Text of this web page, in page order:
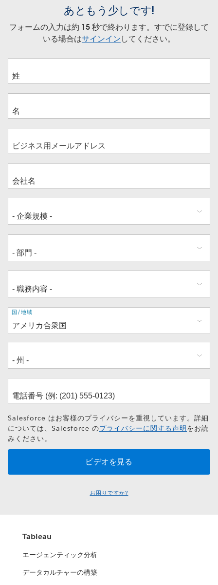
あともう少しです!
フォームの入力は約 15 秒で終わります。すでに登録して
いる場合はサインインしてください。
住
所
国/地域
Salesforce はお客様のプライバシーを重視しています。詳細
については、Salesforce のプライバシーに関する声明をお読
みください。
お困りですか?
Tableau
エージェンティック分析
データカルチャーの構築